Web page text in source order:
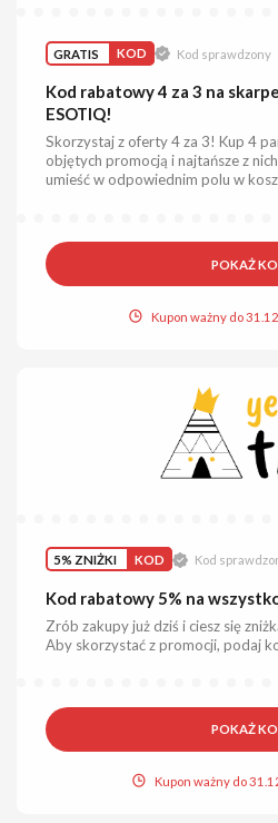
GRATIS KOD Kod sprawdzony
Kod rabatowy 4 za 3 na
ESOTIQ!
Skorzystaj z oferty 4 za 3! Kup 4
objętych promocją i najtańsze z
umieść w odpowiednim polu w
POKAŻ
Kupon ważny do
5% ZNIŻKI KOD Kod
Kod rabatowy 5% na
Zrób zakupy już dziś i ciesz się
Aby skorzystać z promocji, podaj
POKAŻ
Kupon ważny do